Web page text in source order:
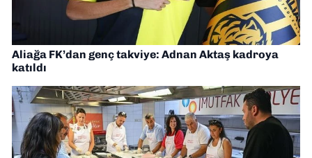
Aliağa FK’dan genç takviye: Adnan Aktaş kadroya
katıldı